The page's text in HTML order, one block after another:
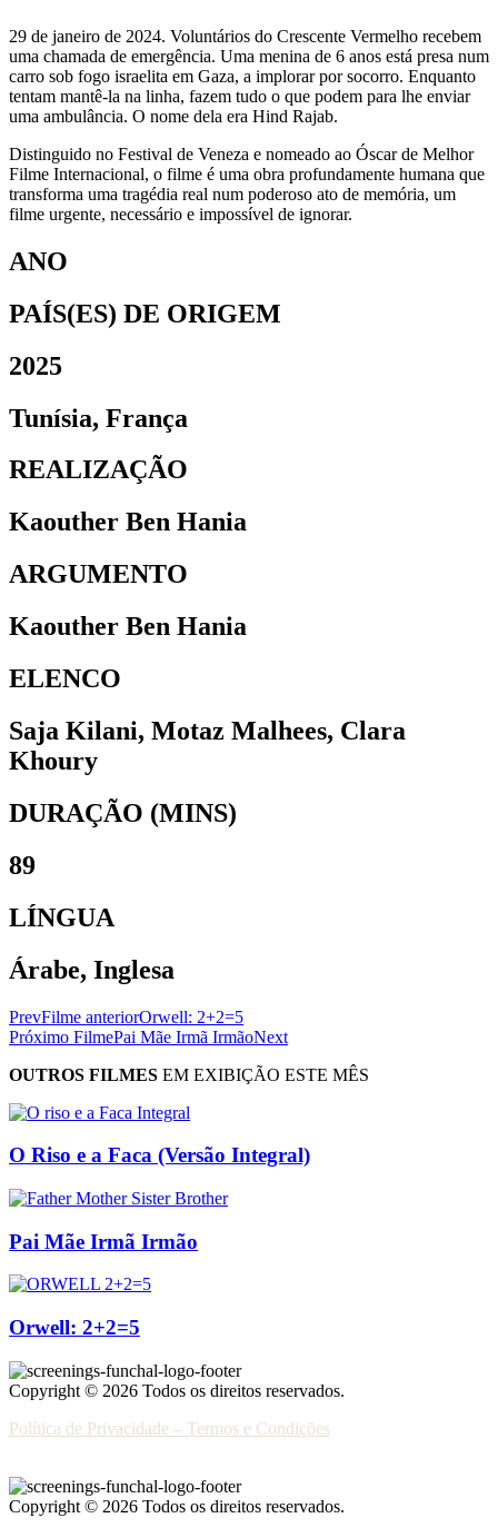
29 de janeiro de 2024. Voluntários do Crescente Vermelho recebem
uma chamada de emergência. Uma menina de 6 anos está presa num
carro sob fogo israelita em Gaza, a implorar por socorro. Enquanto
tentam mantê-la na linha, fazem tudo o que podem para lhe enviar
uma ambulância. O nome dela era Hind Rajab.
Distinguido no Festival de Veneza e nomeado ao Óscar de Melhor
Filme Internacional, o filme é uma obra profundamente humana que
transforma uma tragédia real num poderoso ato de memória, um
filme urgente, necessário e impossível de ignorar.
ANO
PAÍS(ES) DE ORIGEM
2025
Tunísia, França
REALIZAÇÃO
Kaouther Ben Hania
ARGUMENTO
Kaouther Ben Hania
ELENCO
Saja Kilani, Motaz Malhees, Clara
Khoury
DURAÇÃO (MINS)
89
LÍNGUA
Árabe, Inglesa
PrevFilme anteriorOrwell: 2+2=5
Próximo FilmePai Mãe Irmã IrmãoNext
OUTROS FILMES EM EXIBIÇÃO ESTE MÊS
O Riso e a Faca (Versão Integral)
Pai Mãe Irmã Irmão
Orwell: 2+2=5
Copyright © 2026 Todos os direitos reservados.
Política de Privacidade – Termos e Condições
Copyright © 2026 Todos os direitos reservados.